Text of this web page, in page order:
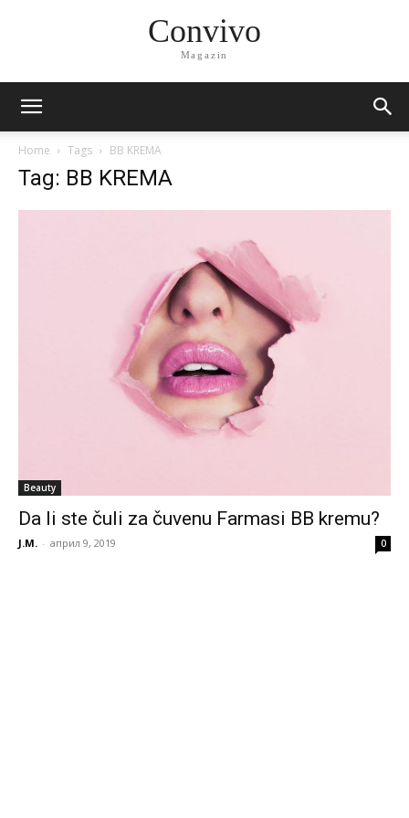
Convivo
Magazin
Home Tags BB KREMA
Tag: BB KREMA
Beauty
Da li ste čuli za čuvenu Farmasi BB kremu?
J.M. - април 9, 2019 0